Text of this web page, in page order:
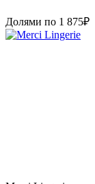
Долями по 1 875₽